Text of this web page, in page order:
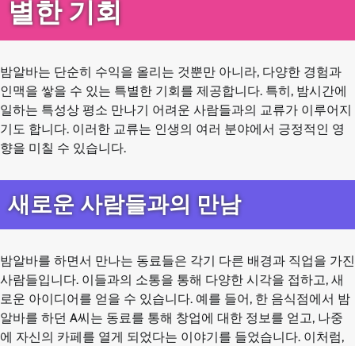
별한 기회
밤알바는 단순히 수익을 올리는 것뿐만 아니라, 다양한 경험과
인맥을 쌓을 수 있는 특별한 기회를 제공합니다. 특히, 밤시간에
일하는 특성상 평소 만나기 어려운 사람들과의 교류가 이루어지
기도 합니다. 이러한 교류는 인생의 여러 분야에서 긍정적인 영
향을 미칠 수 있습니다.
새로운 사람들과의 만남
밤알바를 하면서 만나는 동료들은 각기 다른 배경과 직업을 가진
사람들입니다. 이들과의 소통을 통해 다양한 시각을 접하고, 새
로운 아이디어를 얻을 수 있습니다. 예를 들어, 한 음식점에서 밤
알바를 하던 A씨는 동료를 통해 창업에 대한 정보를 얻고, 나중
에 자신의 카페를 열게 되었다는 이야기를 들었습니다. 이처럼,